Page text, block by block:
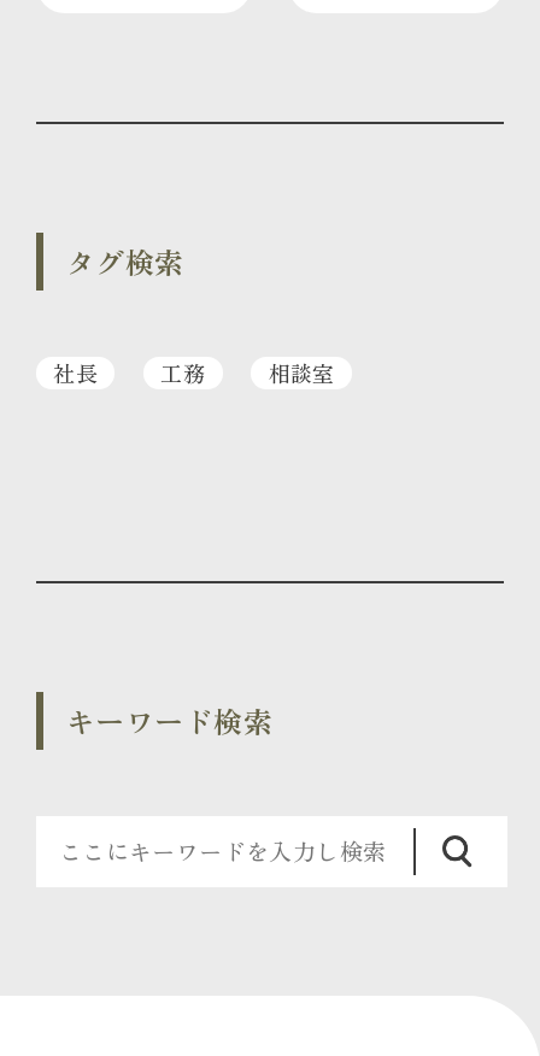
タグ検索
社長 工務 相談室
キーワード検索